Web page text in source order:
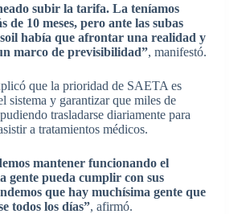
subir la tarifa. La teníamos
de 10 meses, pero ante las subas
había que afrontar una realidad y
marco de previsibilidad”, manifestó.
que la prioridad de SAETA es
sistema y garantizar que miles de
trasladarse diariamente para
a tratamientos médicos.
mantener funcionando el
gente pueda cumplir con sus
que hay muchísima gente que
todos los días”, afirmó.